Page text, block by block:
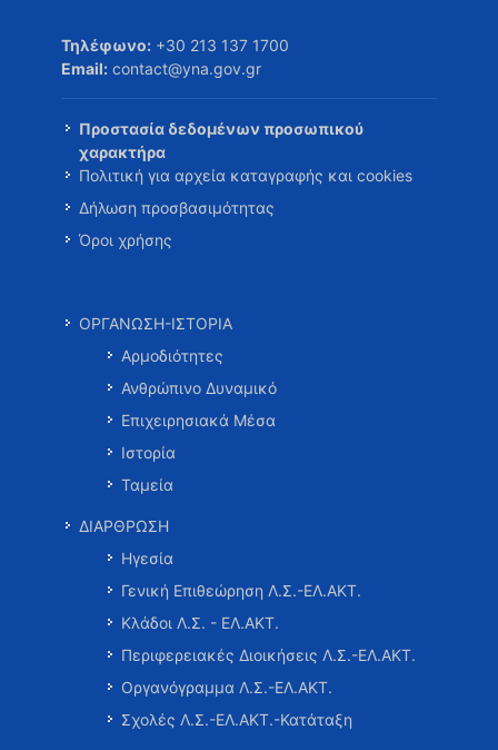
Τηλέφωνο: +30 213 137 1700
Email: contact@yna.gov.gr
Προστασία δεδομένων προσωπικού
χαρακτήρα
Πολιτική για αρχεία καταγραφής και cookies
Δήλωση προσβασιμότητας
Όροι χρήσης
ΟΡΓΑΝΩΣΗ-ΙΣΤΟΡΙΑ
Αρμοδιότητες
Ανθρώπινο Δυναμικό
Επιχειρησιακά Μέσα
Ιστορία
Ταμεία
ΔΙΑΡΘΡΩΣΗ
Ηγεσία
Γενική Επιθεώρηση Λ.Σ.-ΕΛ.ΑΚΤ.
Κλάδοι Λ.Σ. - ΕΛ.ΑΚΤ.
Περιφερειακές Διοικήσεις Λ.Σ.-ΕΛ.ΑΚΤ.
Οργανόγραμμα Λ.Σ.-ΕΛ.ΑΚΤ.
Σχολές Λ.Σ.-ΕΛ.ΑΚΤ.-Κατάταξη